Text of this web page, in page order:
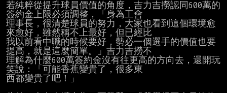
若純粹從提升球員價值的角度，吉力吉撈認同600萬的
簽約金上限必須調整，「身為工會
理事長，很清楚球員的努力，大家也看到這個環境愈
來愈好，雖然稱不上最好，但已經比
我以前看中職的時候要好，勢必一個選手的價值也要
提高，就是這麼簡單。」吉力吉撈不
理解為什麼600萬簽約金沒有往更高的方向去，還開玩
笑說：「可能香蕉變貴了，很多東
西都變貴了吧！」